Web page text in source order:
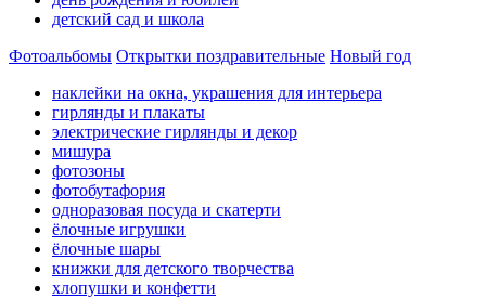
детский сад и школа
Фотоальбомы Открытки поздравительные Новый год
наклейки на окна, украшения для интерьера
гирлянды и плакаты
электрические гирлянды и декор
мишура
фотозоны
фотобутафория
одноразовая посуда и скатерти
ёлочные игрушки
ёлочные шары
книжки для детского творчества
хлопушки и конфетти